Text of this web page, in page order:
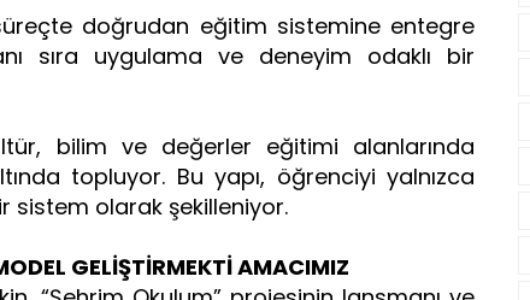
doğrudan eğitim sistemine entegre
sıra uygulama ve deneyim odaklı bir
bilim ve değerler eğitimi alanlarında
topluyor. Bu yapı, öğrenciyi yalnızca
sistem olarak şekilleniyor.
GELİŞTİRMEKTİ AMACIMIZ